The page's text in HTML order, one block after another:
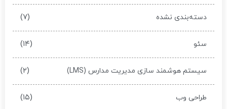
دسته‌بندی نشده (۷)
سئو (۱۴)
سیستم هوشمند سازی مدیریت مدارس (LMS) (۲)
طراحی وب (۱۵)